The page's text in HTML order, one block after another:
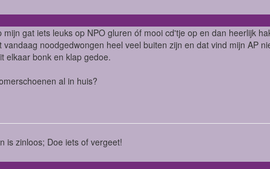
mijn gat iets leuks op NPO gluren óf mooi cd'tje op en dan heerlijk
vandaag noodgedwongen heel veel buiten zijn en dat vind mijn AP
elkaar bonk en klap gedoe.
al in huis?
is zinloos; Doe iets of vergeet!